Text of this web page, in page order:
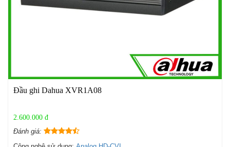
Đầu ghi Dahua XVR1A08
2.600.000 đ
Đánh giá: